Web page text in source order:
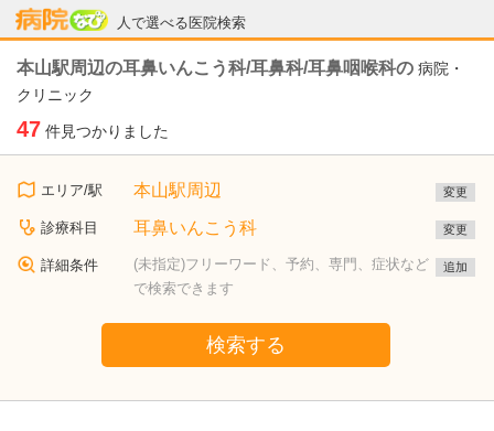
人で選べる医院検索
病院なび
本山駅周辺の耳鼻いんこう科/耳鼻科/耳鼻咽喉科の 病院・
クリニック
47 件見つかりました
エリア/駅 本山駅周辺 変更
診療科目 耳鼻いんこう科 変更
詳細条件
(未指定)フリーワード、予約、専門、症状など
で検索できます
追加
検索する